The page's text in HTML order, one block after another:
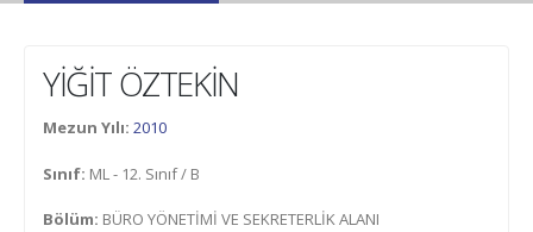
YİĞİT ÖZTEKİN
Mezun Yılı: 2010
Sınıf: ML - 12. Sınıf / B
Bölüm: BÜRO YÖNETİMİ VE SEKRETERLİK ALANI